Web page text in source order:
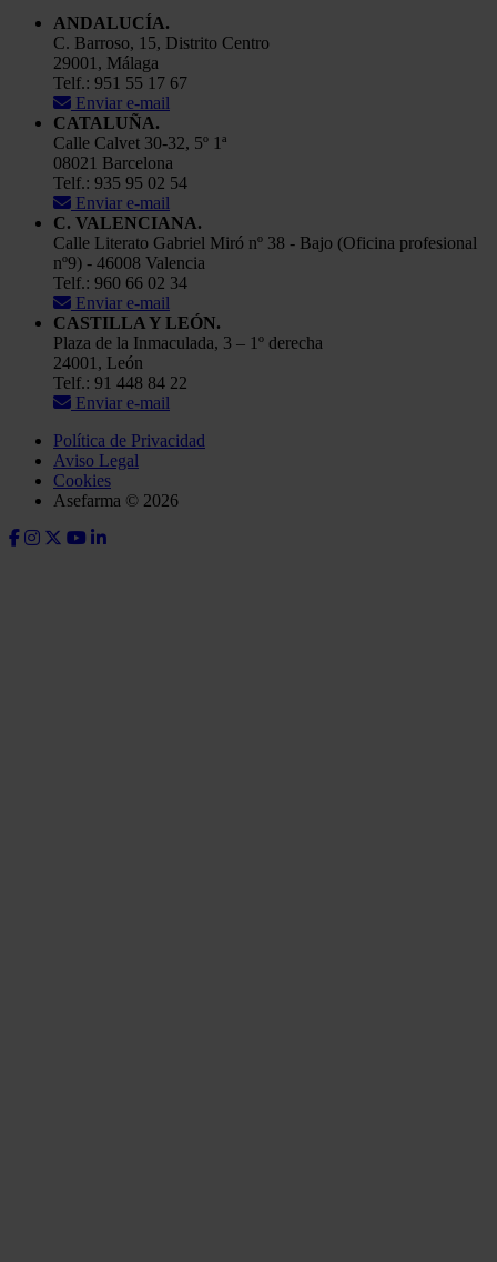
ANDALUCÍA.
C. Barroso, 15, Distrito Centro
29001, Málaga
Telf.: 951 55 17 67
Enviar e-mail
CATALUÑA.
Calle Calvet 30-32, 5º 1ª
08021 Barcelona
Telf.: 935 95 02 54
Enviar e-mail
C. VALENCIANA.
Calle Literato Gabriel Miró nº 38 - Bajo (Oficina profesional
nº9) - 46008 Valencia
Telf.: 960 66 02 34
Enviar e-mail
CASTILLA Y LEÓN.
Plaza de la Inmaculada, 3 – 1º derecha
24001, León
Telf.: 91 448 84 22
Enviar e-mail
Política de Privacidad
Aviso Legal
Cookies
Asefarma © 2026